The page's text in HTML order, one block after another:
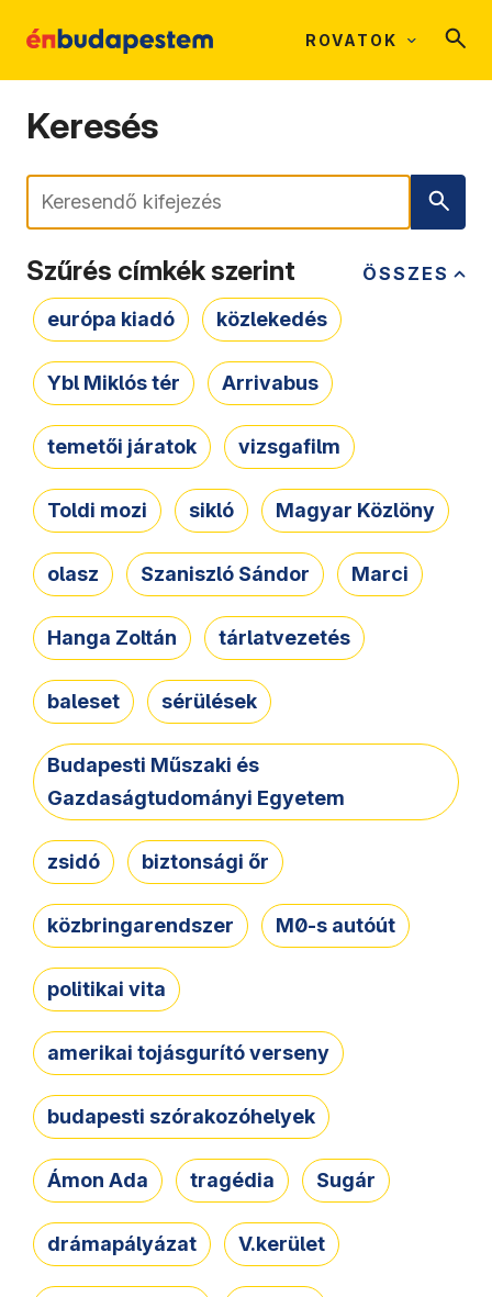
ROVATOK
Keresés
Keresés
ÖSSZES
Szűrés címkék szerint
európa kiadó közlekedés
Ybl Miklós tér Arrivabus
temetői járatok vizsgafilm
Toldi mozi sikló Magyar Közlöny
olasz Szaniszló Sándor Marci
Hanga Zoltán tárlatvezetés
baleset sérülések
Budapesti Műszaki és
Gazdaságtudományi Egyetem
zsidó biztonsági őr
közbringarendszer M0-s autóút
politikai vita
amerikai tojásgurító verseny
budapesti szórakozóhelyek
Ámon Ada tragédia Sugár
drámapályázat V.kerület